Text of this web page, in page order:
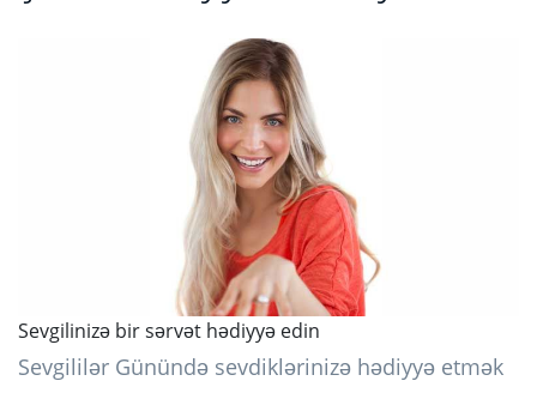
Sevgilinizə bir sərvət hədiyyə edin
Sevgililər Günündə sevdiklərinizə hədiyyə etmək